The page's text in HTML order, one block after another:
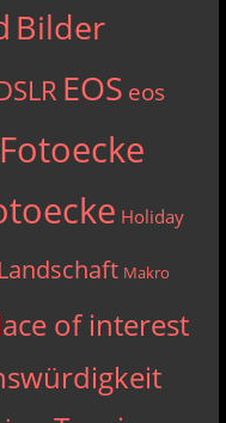
Bilder
EOS eos
Fotoecke
Holiday
Landschaft Makro
of interest